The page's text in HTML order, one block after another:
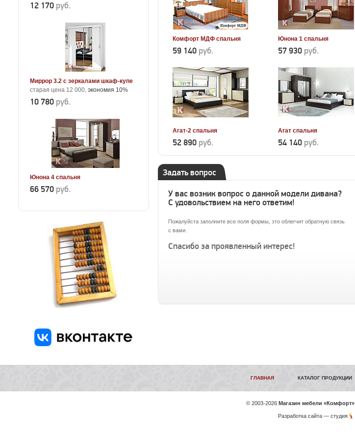
12 170 руб.
Миррор 3.2 с зеркалами шкаф-купе
старая цена 12 000, экономия 10%
10 780 руб.
Юнона 4 спальня
66 570 руб.
Комфорт МДФ спальня
59 140 руб.
Юнона 1 спальня
57 930 руб.
Агат-2 спальня
52 890 руб.
Агат спальня
54 140 руб.
Задать вопрос
У вас возник вопрос о данной модели дивана?
С удовольствием на него ответим!
Пожалуйста заполните все поля формы, это облегчит обратную связь
с вами.
Спасибо за проявленный интерес!
ГЛАВНАЯ КАТАЛОГ ПРОДУКЦИИ
© 2003-2026 Магазин мебели «Комфорт»
Разработка сайта— студия